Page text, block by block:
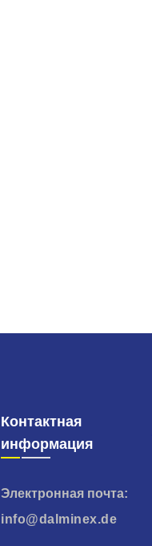
Контактная
информация
Электронная почта:
info@dalminex.de